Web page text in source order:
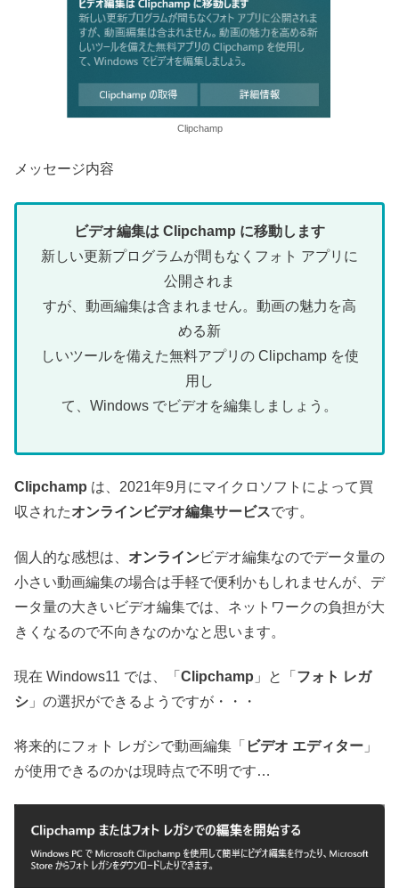
Clipchamp
メッセージ内容
ビデオ編集は Clipchamp に移動します
新しい更新プログラムが間もなくフォト アプリに
公開されま
すが、動画編集は含まれません。動画の魅力を高
める新
しいツールを備えた無料アプリの Clipchamp を使
用し
て、Windows でビデオを編集しましょう。
Clipchamp は、2021年9月にマイクロソフトによって買
収されたオンラインビデオ編集サービスです。
個人的な感想は、 オンラインビデオ編集なのでデータ量の
小さい動画編集の場合は手軽で便利かもしれませんが、デ
ータ量の大きいビデオ編集では、ネットワークの負担が大
きくなるので不向きなのかなと思います。
現在 Windows11 では、「 Clipchamp 」と「 フォト レガ
シ 」の選択ができるようですが・・・
将来的にフォト レガシで動画編集「 ビデオ エディター 」
が使用できるのかは現時点で不明です…